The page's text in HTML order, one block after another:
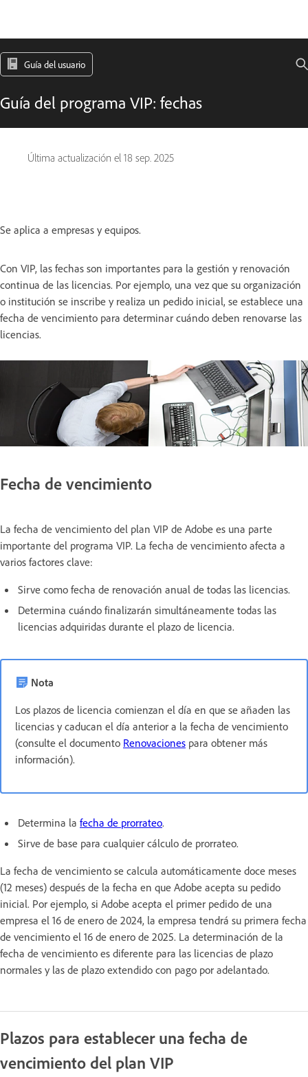
Guía del usuario
Guía del programa VIP: fechas
Última actualización el 18 sep. 2025
Se aplica a empresas y equipos.
Con VIP, las fechas son importantes para la gestión y renovación
continua de las licencias. Por ejemplo, una vez que su organización
o institución se inscribe y realiza un pedido inicial, se establece una
fecha de vencimiento para determinar cuándo deben renovarse las
licencias.
Fecha de vencimiento
La fecha de vencimiento del plan VIP de Adobe es una parte
importante del programa VIP. La fecha de vencimiento afecta a
varios factores clave:
Sirve como fecha de renovación anual de todas las licencias.
Determina cuándo finalizarán simultáneamente todas las
licencias adquiridas durante el plazo de licencia.
Nota
Los plazos de licencia comienzan el día en que se añaden las
licencias y caducan el día anterior a la fecha de vencimiento
(consulte el documento Renovaciones para obtener más
información).
Determina la fecha de prorrateo.
Sirve de base para cualquier cálculo de prorrateo.
La fecha de vencimiento se calcula automáticamente doce meses
(12 meses) después de la fecha en que Adobe acepta su pedido
inicial. Por ejemplo, si Adobe acepta el primer pedido de una
empresa el 16 de enero de 2024, la empresa tendrá su primera fecha
de vencimiento el 16 de enero de 2025. La determinación de la
fecha de vencimiento es diferente para las licencias de plazo
normales y las de plazo extendido con pago por adelantado.
Plazos para establecer una fecha de
vencimiento del plan VIP